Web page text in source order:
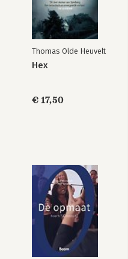
Thomas Olde Heuvelt
Hex
€ 17,50